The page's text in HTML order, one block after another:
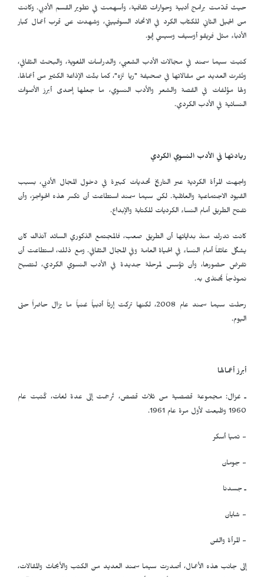
حيث قدّمت برامج أدبية وحوارات ثقافية، وأسهمت في تطوير القسم الأدبي. وكانت
من الجيل الثاني للكتّاب الكرد في الاتحاد السوفييتي، وشهدت عن قرب أعمال كبار
الأدباء مثل فريقو أوسيف وسيسي إبو.
كتبت سيما سمند في مجالات الأدب الشعبي، والدراسات اللغوية، والبحث الثقافي،
ونُشرت العديد من مقالاتها في صحيفة "ريا تَزَه"، كما بثّت الإذاعة الكثير من أعمالها.
ولها مؤلفات في القصة والشعر والأدب النسوي، ما جعلها إحدى أبرز الأصوات
النسائية في الأدب الكردي.
ريادتها في الأدب النسوي الكردي
واجهت المرأة الكردية عبر التاريخ تحديات كبيرة في دخول المجال الأدبي، بسبب
القيود الاجتماعية والعائلية. لكن سيما سمند استطاعت أن تكسر هذه الحواجز، وأن
تفتح الطريق أمام النساء الكرديات للكتابة والإبداع.
كانت تدرك منذ بداياتها أن الطريق صعب، فالمجتمع الذكوري السائد آنذاك كان
يشكّل عائقاً أمام النساء في الحياة العامة وفي المجال الثقافي. ومع ذلك، استطاعت أن
تفرض حضورها، وأن تؤسس لمرحلة جديدة في الأدب النسوي الكردي، لتصبح
نموذجاً يُحتذى به.
رحلت سيما سمند عام 2008، لكنها تركت إرثاً أدبياً غنياً ما يزال حاضراً حتى
اليوم.
أبرز أعمالها
ـ غزال: مجموعة قصصية من ثلاث قصص، تُرجمت إلى عدة لغات، كُتبت عام
1960 وطُبعت لأول مرة عام 1961.
- تميا أسكر
- جومان
ـ جسدنا
- شايان
- المرأة والفن
إلى جانب هذه الأعمال، أصدرت سيما سمند العديد من الكتب والأبحاث والمقالات،